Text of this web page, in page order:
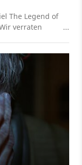
The Legend of
verraten